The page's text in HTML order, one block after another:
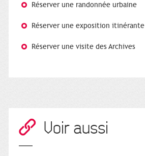
Réserver une randonnée urbaine
Réserver une exposition itinérante
Réserver une visite des Archives
Voir aussi